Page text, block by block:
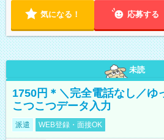
気になる！ 応募する
未読
1750円＊＼完全電話なし／ゆ
こつこつデータ入力
派遣 WEB登録・面接OK